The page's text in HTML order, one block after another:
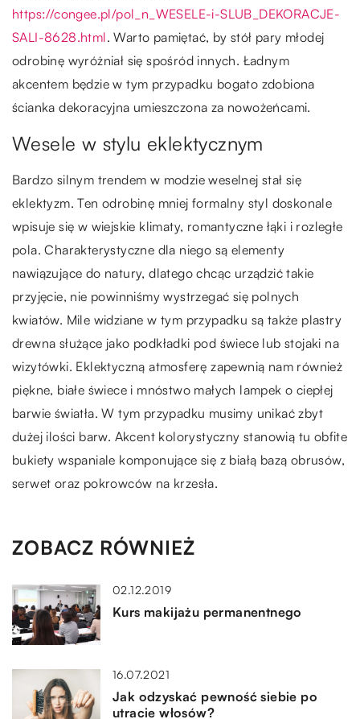
https://congee.pl/pol_n_WESELE-i-SLUB_DEKORACJE-
SALI-8628.html. Warto pamiętać, by stół pary młodej
odrobinę wyróżniał się spośród innych. Ładnym
akcentem będzie w tym przypadku bogato zdobiona
ścianka dekoracyjna umieszczona za nowożeńcami.
Wesele w stylu eklektycznym
Bardzo silnym trendem w modzie weselnej stał się
eklektyzm. Ten odrobinę mniej formalny styl doskonale
wpisuje się w wiejskie klimaty, romantyczne łąki i rozległe
pola. Charakterystyczne dla niego są elementy
nawiązujące do natury, dlatego chcąc urządzić takie
przyjęcie, nie powinniśmy wystrzegać się polnych
kwiatów. Mile widziane w tym przypadku są także plastry
drewna służące jako podkładki pod świece lub stojaki na
wizytówki. Eklektyczną atmosferę zapewnią nam również
piękne, białe świece i mnóstwo małych lampek o ciepłej
barwie światła. W tym przypadku musimy unikać zbyt
dużej ilości barw. Akcent kolorystyczny stanowią tu obfite
bukiety wspaniale komponujące się z białą bazą obrusów,
serwet oraz pokrowców na krzesła.
ZOBACZ RÓWNIEŻ
02.12.2019
Kurs makijażu permanentnego
16.07.2021
Jak odzyskać pewność siebie po
utracie włosów?